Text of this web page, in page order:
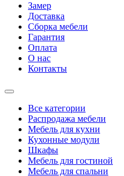
Замер
Доставка
Сборка мебели
Гарантия
Оплата
О нас
Контакты
Все категории
Распродажа мебели
Мебель для кухни
Кухонные модули
Шкафы
Мебель для гостиной
Мебель для спальни